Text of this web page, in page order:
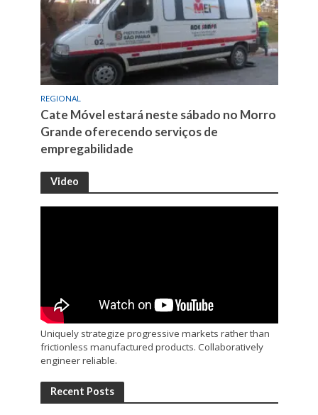
REGIONAL
Cate Móvel estará neste sábado no Morro
Grande oferecendo serviços de
empregabilidade
Video
Uniquely strategize progressive markets rather than
frictionless manufactured products. Collaboratively
engineer reliable.
Recent Posts